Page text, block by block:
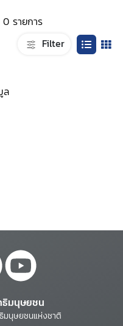
รายการ
Filter
ล
ธิมนุษยชน
มนุษยชนแห่งชาติ